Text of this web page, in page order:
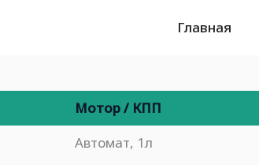
Главная
Мотор / КПП
Автомат, 1л